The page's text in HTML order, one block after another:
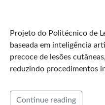
Projeto do Politécnico de
baseada em inteligência
precoce de lesões
reduzindo procedimentos
Continue reading